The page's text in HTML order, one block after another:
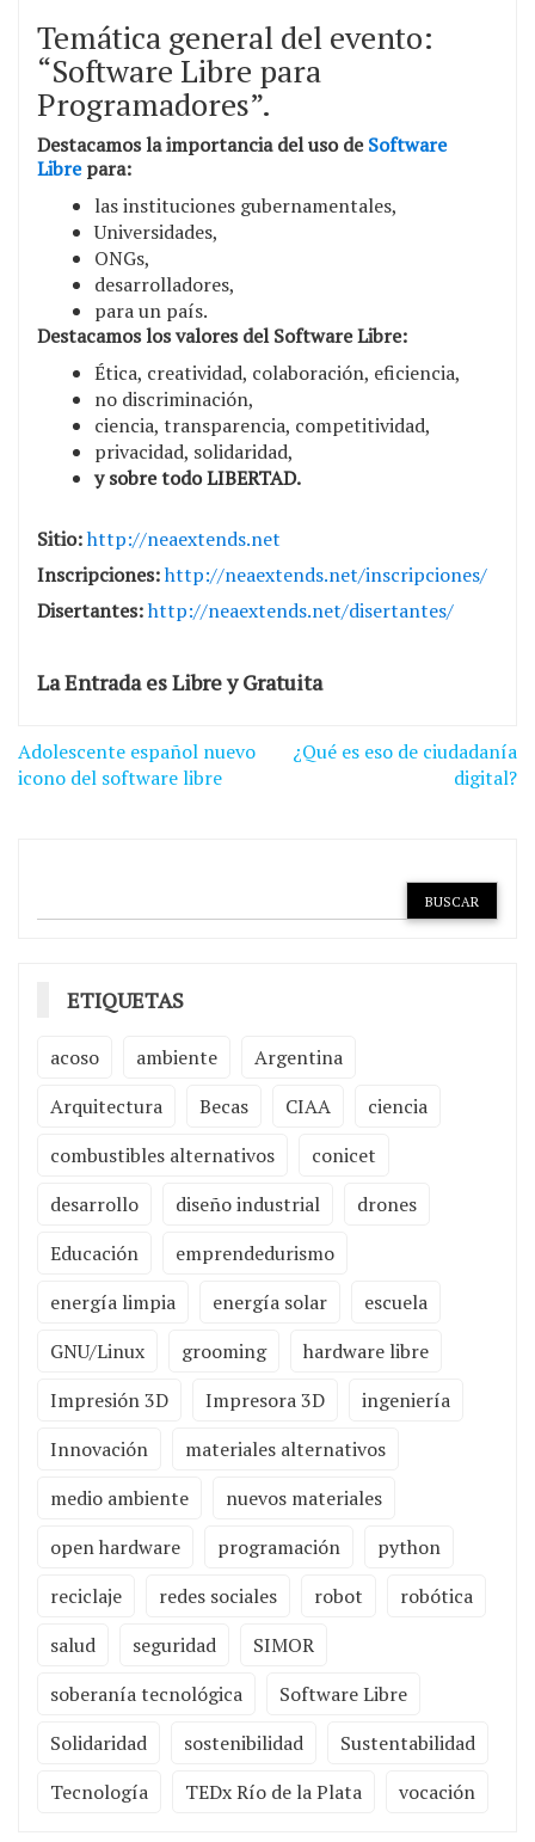
Temática general del evento:
“Software Libre para
Programadores”.
Destacamos la importancia del uso deSoftware
Librepara:
las instituciones gubernamentales,
Universidades,
ONGs,
desarrolladores,
para un país.
Destacamos los valores del Software Libre:
Ética, creatividad, colaboración, eficiencia,
no discriminación,
ciencia, transparencia, competitividad,
privacidad, solidaridad,
y sobre todo LIBERTAD.
Sitio:http://neaextends.net
Inscripciones:http://neaextends.net/inscripciones/
Disertantes:http://neaextends.net/disertantes/
La Entrada es Libre y Gratuita
Navegación
de
Adolescente español nuevo
icono del software libre
¿Qué es eso de ciudadanía
digital?
ETIQUETAS
acoso ambiente
Argentina
Arquitectura
Becas CIAA
ciencia
combustibles alternativos
conicet
desarrollo
diseño industrial
drones
Educación
emprendedurismo
energía limpia
energía solar
escuela
GNU/Linux
grooming
hardware libre
Impresión 3D
Impresora 3D
ingeniería
Innovación
materiales alternativos
medio ambiente
nuevos materiales
open hardware
programación
python
reciclaje
redes sociales robot
robótica
salud
seguridad
SIMOR
soberanía tecnológica
Software Libre
Solidaridad
sostenibilidad
Sustentabilidad
Tecnología
TEDx Río de la Plata vocación